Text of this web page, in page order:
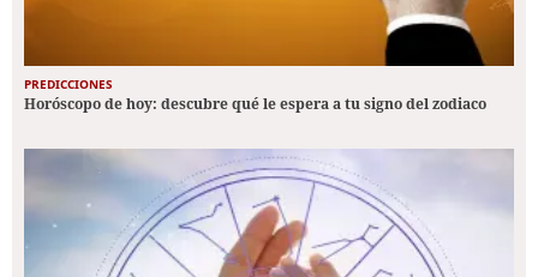
PREDICCIONES
Horóscopo de hoy: descubre qué le espera a tu signo del zodiaco